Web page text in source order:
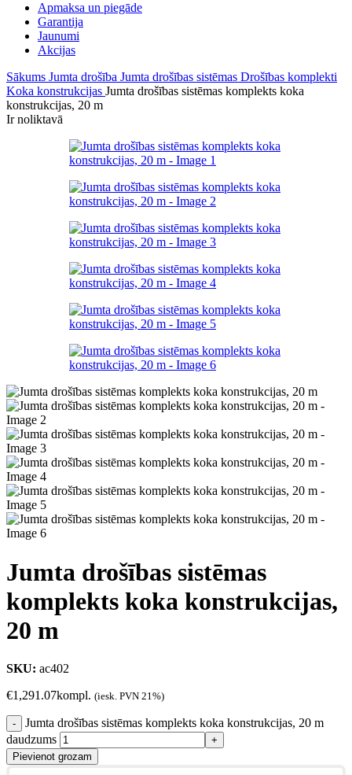
Apmaksa un piegāde
Garantija
Jaunumi
Akcijas
Sākums Jumta drošība Jumta drošības sistēmas Drošības komplekti
Koka konstrukcijas Jumta drošības sistēmas komplekts koka
konstrukcijas, 20 m
Ir noliktavā
Jumta drošības sistēmas
komplekts koka konstrukcijas,
20 m
SKU: ac402
€1,291.07kompl. (iesk. PVN 21%)
Jumta drošības sistēmas komplekts koka konstrukcijas, 20 m
daudzums
Pievienot grozam